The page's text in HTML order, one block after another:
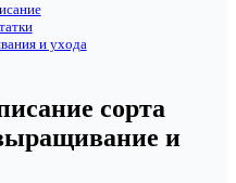
и ухода
сорта
и